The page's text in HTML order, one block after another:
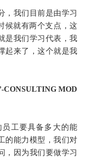
我们目前是由学习
候就有两个支点，这
是我们学习代表，我
起来了，这个就是我
CONSULTING MOD
工要具备多大的能
的能力模型，我们对
，因为我们要做学习